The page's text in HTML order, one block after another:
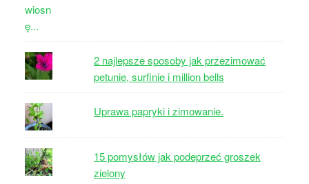
2 najlepsze sposoby jak przezimować
petunie, surfinie i million bells
Uprawa papryki i zimowanie.
15 pomysłów jak podeprzeć groszek
zielony